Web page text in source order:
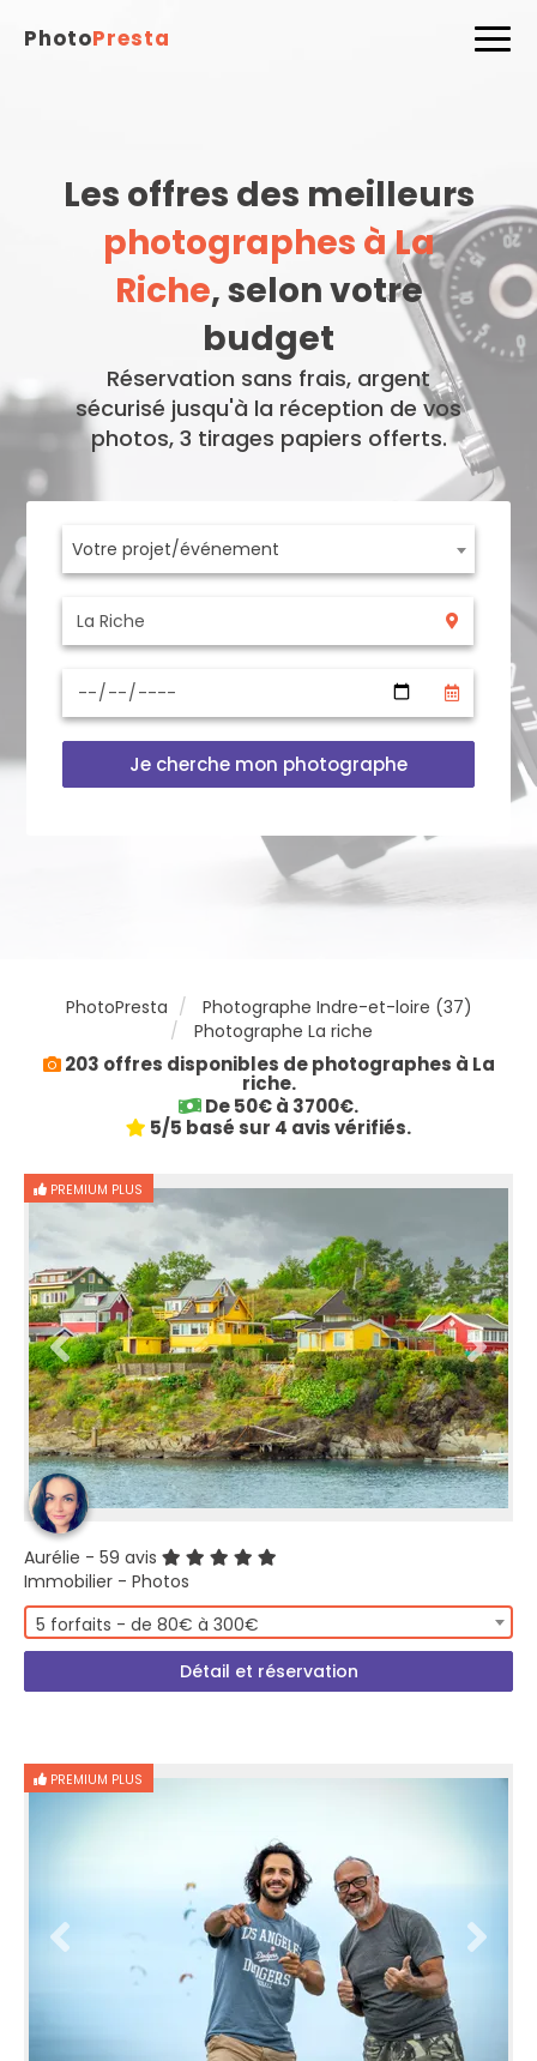
PhotoPresta
Les offres des meilleurs
photographes à La
Riche, selon votre
budget
Réservation sans frais, argent
sécurisé jusqu'à la réception de vos
photos, 3 tirages papiers offerts.
Votre projet/événement
Je cherche mon photographe
PhotoPresta
Photographe Indre-et-loire (37)
Photographe La riche
203 offres disponibles de photographes à La
riche.
De 50€ à 3700€.
5/5 basé sur 4 avis vérifiés.
PREMIUM PLUS
Aurélie - 59 avis
Immobilier - Photos
5 forfaits - de 80€ à 300€
Détail et réservation
PREMIUM PLUS